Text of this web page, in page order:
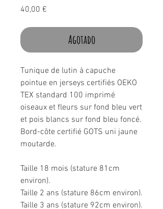
40,00 €
Agotado
Tunique de lutin à capuche
pointue en jerseys certifiés OEKO
TEX standard 100 imprimé
oiseaux et fleurs sur fond bleu vert
et pois blancs sur fond bleu foncé.
Bord-côte certifié GOTS uni jaune
moutarde.
Taille 18 mois (stature 81cm
environ).
Taille 2 ans (stature 86cm environ).
Taille 3 ans (stature 92cm environ).